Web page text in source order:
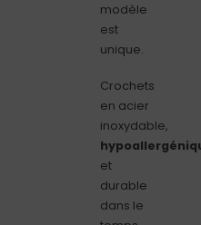
modèle
est
unique.
Crochets
en acier
inoxydable,
et
durable
dans le